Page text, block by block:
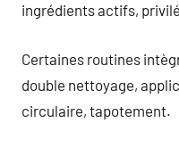
ingrédients actifs,
Certaines routines
double nettoyage,
circulaire, tapotement.